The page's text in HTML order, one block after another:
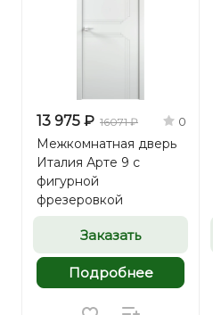
13 975 ₽ 16071 ₽ 0
Межкомнатная дверь
Италия Арте 9 с
фигурной
фрезеровкой
Заказать
Подробнее